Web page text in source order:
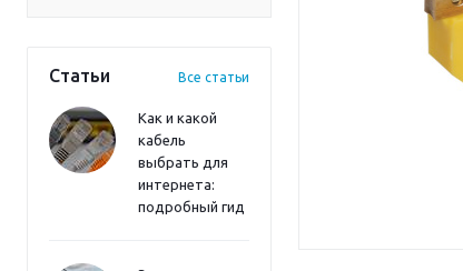
Статьи Все статьи
Как и какой
кабель
выбрать для
интернета:
подробный гид